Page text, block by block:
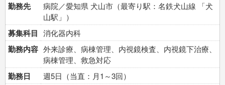
勤務先
病院／愛知県 犬山市（最寄り駅：名鉄犬山線 「犬
山駅」）
募集科目 消化器内科
勤務内容 外来診療、病棟管理、内視鏡検査、内視鏡下治療、
病棟管理、救急対応
勤務日 週5日（当直：月1～3回）